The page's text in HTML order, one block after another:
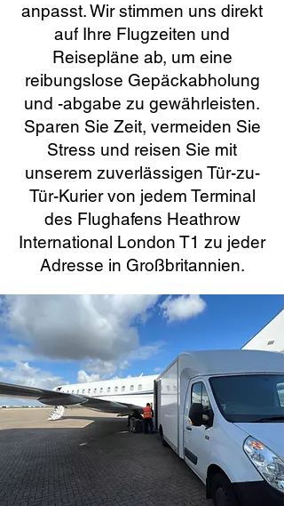
anpasst. Wir stimmen uns direkt
auf Ihre Flugzeiten und
Reisepläne ab, um eine
reibungslose Gepäckabholung
und -abgabe zu gewährleisten.
Sparen Sie Zeit, vermeiden Sie
Stress und reisen Sie mit
unserem zuverlässigen Tür-zu-
Tür-Kurier von jedem Terminal
des Flughafens Heathrow
International London T1 zu jeder
Adresse in Großbritannien.